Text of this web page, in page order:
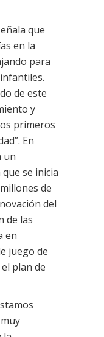
que
en la
para
de este
y
primeros
En
un
se inicia
de
del
de las
en
juego de
plan de